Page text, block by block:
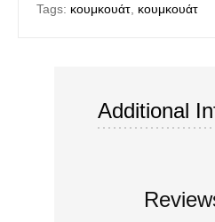
Tags: κουμκουάτ κουμκουάτ
Additional